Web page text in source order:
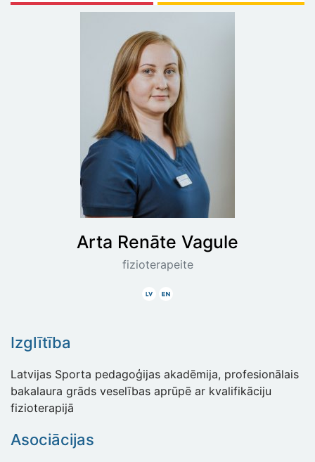
Arta Renāte Vagule
fizioterapeite
LatviskiAngliski
Izglītība
Latvijas Sporta pedagoģijas akadēmija, profesionālais
bakalaura grāds veselības aprūpē ar kvalifikāciju
fizioterapijā
Asociācijas